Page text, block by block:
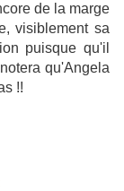
de la marge
visiblement sa
puisque qu'il
qu'Angela
!!